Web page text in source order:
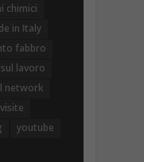
chimici
in Italy
fabbro
lavoro
network
visite
youtube